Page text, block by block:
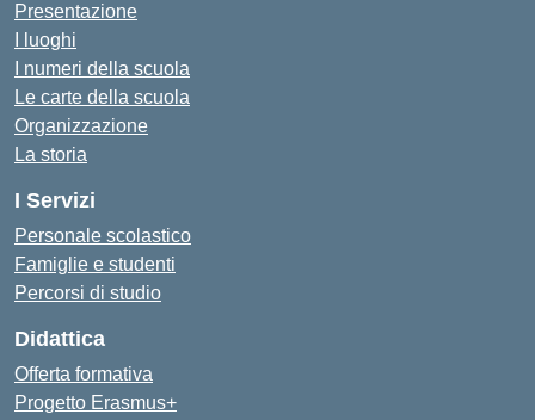
Presentazione
I luoghi
I numeri della scuola
Le carte della scuola
Organizzazione
La storia
I Servizi
Personale scolastico
Famiglie e studenti
Percorsi di studio
Didattica
Offerta formativa
Progetto Erasmus+